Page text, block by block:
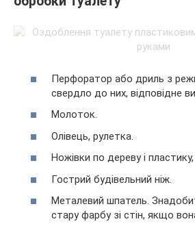
Перфоратор або дриль з
свердло до них, відповідне
Молоток.
Олівець, рулетка.
Ножівки по дереву і
Гострий будівельний ніж.
Металевий шпатель.
стару фарбу зі стін, якщо